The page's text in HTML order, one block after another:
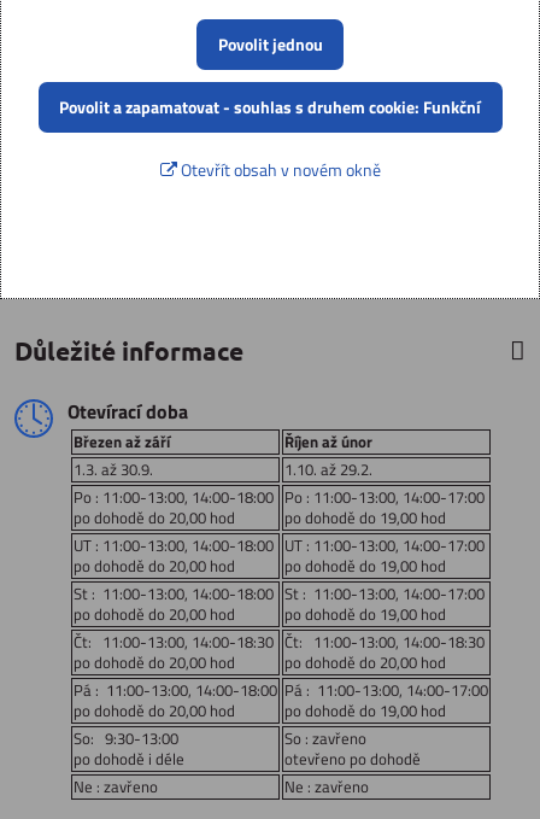
Povolit jednou
Povolit a zapamatovat - souhlas s druhem cookie: Funkční
Otevřít obsah v novém okně
Důležité informace
Otevírací doba
Březen až září
Říjen až únor
1.3. až 30.9.
1.10. až 29.2.
Po : 11:00-13:00, 14:00-18:00
po dohodě do 20,00 hod
Po : 11:00-13:00, 14:00-17:00
po dohodě do 19,00 hod
UT : 11:00-13:00, 14:00-18:00
po dohodě do 20,00 hod
UT : 11:00-13:00, 14:00-17:00
po dohodě do 19,00 hod
St : 11:00-13:00, 14:00-18:00
po dohodě do 20,00 hod
St : 11:00-13:00, 14:00-17:00
po dohodě do 19,00 hod
Čt: 11:00-13:00, 14:00-18:30
po dohodě do 20,00 hod
Čt: 11:00-13:00, 14:00-18:30
po dohodě do 20,00 hod
Pá : 11:00-13:00, 14:00-18:00
po dohodě do 20,00 hod
Pá : 11:00-13:00, 14:00-17:00
po dohodě do 19,00 hod
So: 9:30-13:00
po dohodě i déle
So : zavřeno
otevřeno po dohodě
Ne : zavřeno
Ne : zavřeno